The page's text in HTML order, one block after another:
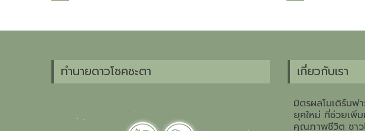
ทำนายดาวโชคชะตา เกี่ยวกับเรา
มิตรผลโมเดิร์นฟ
ยุคใหม่ ที่ช่วยเพิ่
คุณภาพชีวิต ชา